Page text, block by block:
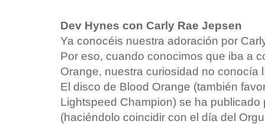
Dev Hynes con Carly Rae Jepsen
Ya conocéis nuestra adoración por
Por eso, cuando conocimos que iba a
Orange, nuestra curiosidad no conocía
El disco de Blood Orange (también
Lightspeed Champion) se ha
(haciéndolo coincidir con el día del